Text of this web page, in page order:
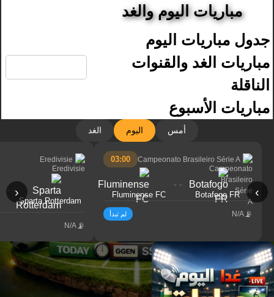
مباريات اليوم والغد
جدول مباريات اليوم
مباريات الغد والقنوات
الناقلة
مباريات الأسبوع
أمس اليوم الغد
‹ ›
Campeonato Brasileiro Série A
03:00
Botafogo FR
- -
Fluminense FC
N/A لم تبدأ
Eredivisie
Sparta Rotterdam
- -
N/A